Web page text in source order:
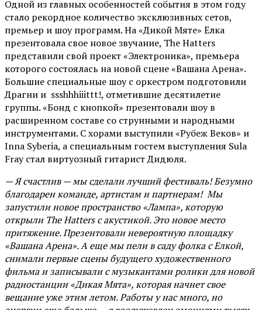
Одной из главных особенностей события в этом году
стало рекордное количество эксклюзивных сетов,
премьер и шоу программ. На «Дикой Мяте» Ёлка
презентовала свое новое звучание, The Hatters
представили свой проект «Электроника», премьера
которого состоялась на новой сцене «Вашана Арена».
Большие специальные шоу с оркестром подготовили
Драгни и ssshhhiiittt!, отметившие десятилетие
группы. «Бонд с кнопкой» презентовали шоу в
расширенном составе со струнными и народными
инструментами. С хорами выступили «Рубеж Веков» и
Inna Syberia, а специальным гостем выступления Sula
Fray стал виртуозный гитарист Дидюля.
— Я счастлив — мы сделали лучший фестиваль! Безумно
благодарен команде, артистам и партнерам! Мы
запустили новое пространство «Лампа», которую
открыли The Hatters с акустикой. Это новое место
притяжение. Презентовали невероятную площадку
«Вашана Арена». А еще мы пели в саду фолка с Елкой,
снимали первые сцены будущего художественного
фильма и записывали с музыкантами ролики для новой
радиостанции «Дикая Мята», которая начнет свое
вещание уже этим летом. Работы у нас много, но